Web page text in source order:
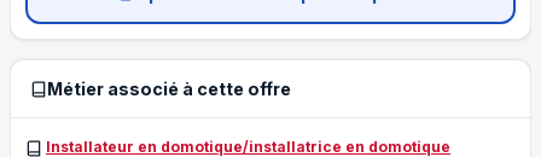
Métier associé à cette offre
Installateur en domotique/installatrice en domotique